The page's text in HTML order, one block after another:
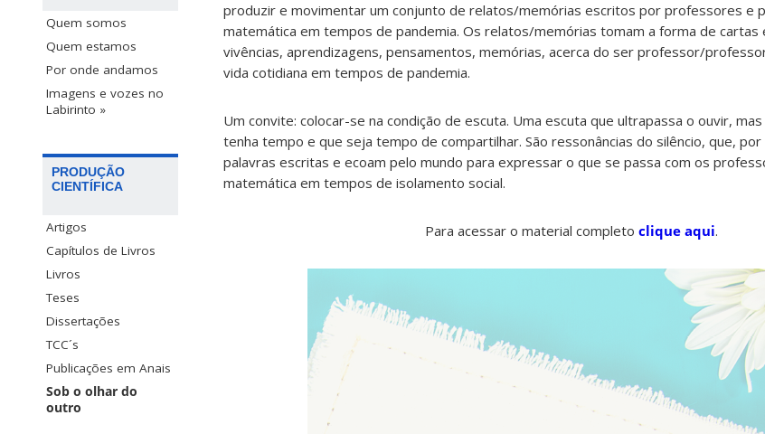
Quem somos
Quem estamos
Por onde andamos
Imagens e vozes no
Labirinto »
PRODUÇÃO
CIENTÍFICA
Artigos
Capítulos de Livros
Livros
Teses
Dissertações
TCC´s
Publicações em Anais
Sob o olhar do
outro
produzir e movimentar um conjunto de relatos/memórias escritos por professores e
matemática em tempos de pandemia. Os relatos/memórias tomam a forma de cartas
vivências, aprendizagens, pensamentos, memórias, acerca do ser professor/
vida cotidiana em tempos de pandemia.
Um convite: colocar-se na condição de escuta. Uma escuta que ultrapassa o ouvir,
tenha tempo e que seja tempo de compartilhar. São ressonâncias do silêncio, que,
palavras escritas e ecoam pelo mundo para expressar o que se passa com os
matemática em tempos de isolamento social.
Para acessar o material completo clique aqui.